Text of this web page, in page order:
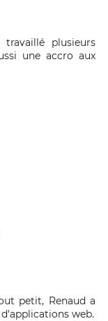
travaillé plusieurs
une accro aux
petit, Renaud a
web.